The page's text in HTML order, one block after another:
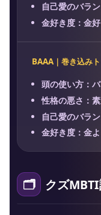
自己愛のバラ
金好き度：金
BAAA｜巻き込み
頭の使い方：
性格の悪さ：
自己愛のバラ
金好き度：金
クズ